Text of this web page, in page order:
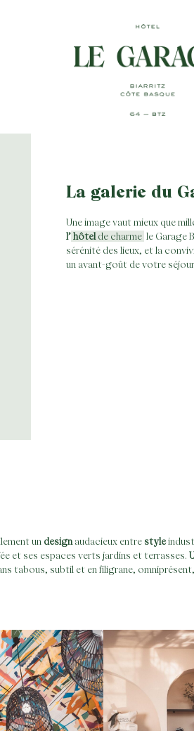
La galerie du
Une image vaut mieux que
l’ hôtel de charme le Garage
sérénité des lieux, et la
un avant-goût de votre
un design audacieux entre style
et ses espaces verts jardins et terrasses.
tabous, subtil et en filigrane,